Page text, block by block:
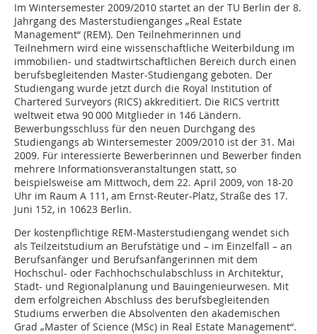
Im Wintersemester 2009/2010 startet an der TU Berlin der 8.
Jahrgang des Masterstudienganges „Real Estate
Management“ (REM). Den Teilnehmerinnen und
Teilnehmern wird eine wissenschaftliche Weiterbildung im
immobilien- und stadtwirtschaftlichen Bereich durch einen
berufsbegleitenden Master-Studiengang geboten. Der
Studiengang wurde jetzt durch die Royal Institution of
Chartered Surveyors (RICS) akkreditiert. Die RICS vertritt
weltweit etwa 90 000 Mitglieder in 146 Ländern.
Bewerbungsschluss für den neuen Durchgang des
Studiengangs ab Wintersemester 2009/2010 ist der 31. Mai
2009. Für interessierte Bewerberinnen und Bewerber finden
mehrere Informationsveranstaltungen statt, so
beispielsweise am Mittwoch, dem 22. April 2009, von 18-20
Uhr im Raum A 111, am Ernst-Reuter-Platz, Straße des 17.
Juni 152, in 10623 Berlin.
Der kostenpflichtige REM-Masterstudiengang wendet sich
als Teilzeitstudium an Berufstätige und – im Einzelfall – an
Berufsanfänger und Berufsanfängerinnen mit dem
Hochschul- oder Fachhochschulabschluss in Architektur,
Stadt- und Regionalplanung und Bauingenieurwesen. Mit
dem erfolgreichen Abschluss des berufsbegleitenden
Studiums erwerben die Absolventen den akademischen
Grad „Master of Science (MSc) in Real Estate Management“.